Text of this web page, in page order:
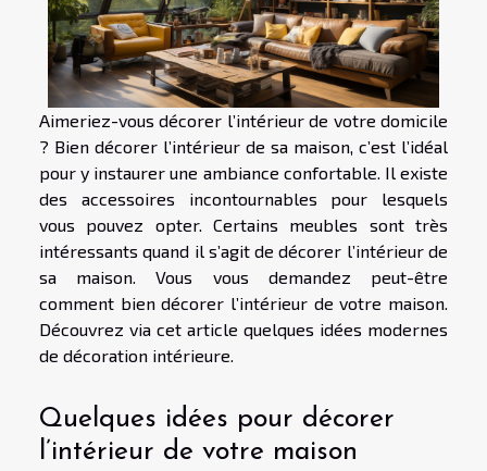
Aimeriez-vous décorer l’intérieur de votre domicile
? Bien décorer l’intérieur de sa maison, c’est l’idéal
pour y instaurer une ambiance confortable. Il existe
des accessoires incontournables pour lesquels
vous pouvez opter. Certains meubles sont très
intéressants quand il s’agit de décorer l’intérieur de
sa maison. Vous vous demandez peut-être
comment bien décorer l’intérieur de votre maison.
Découvrez via cet article quelques idées modernes
de décoration intérieure.
Quelques idées pour décorer
l’intérieur de votre maison